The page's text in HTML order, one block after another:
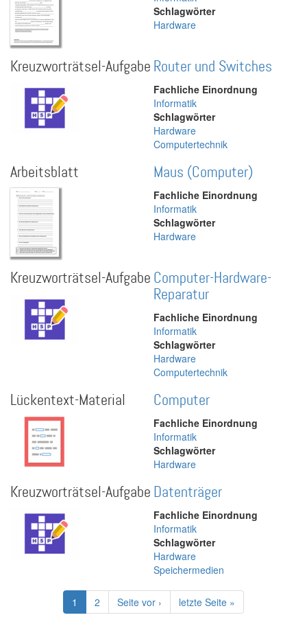
Schlagwörter
Hardware
Kreuzworträtsel-Aufgabe Router und Switches
Fachliche Einordnung
Informatik
Schlagwörter
Hardware
Computertechnik
Arbeitsblatt Maus (Computer)
Fachliche Einordnung
Informatik
Schlagwörter
Hardware
Kreuzworträtsel-Aufgabe Computer-Hardware-
Reparatur
Fachliche Einordnung
Informatik
Schlagwörter
Hardware
Computertechnik
Lückentext-Material Computer
Fachliche Einordnung
Informatik
Schlagwörter
Hardware
Kreuzworträtsel-Aufgabe Datenträger
Fachliche Einordnung
Informatik
Schlagwörter
Hardware
Speichermedien
Seitennummerierung
Aktuelle
Seite
1 Page
2
Nächste
Seite
Seite vor ›
Letzte
Seite
letzte Seite »